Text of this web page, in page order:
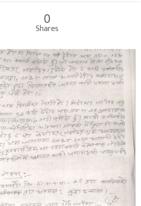
0
Shares